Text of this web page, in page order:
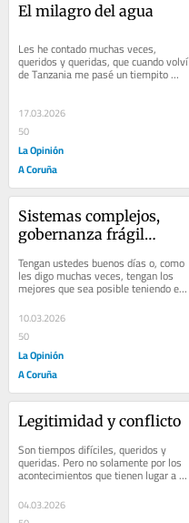
El milagro del agua
Les he contado muchas veces,
queridos y queridas, que cuando volví
de Tanzania me pasé un tiempito
viendo los grifos de casa como una
17.03.2026
50
La Opinión
A Coruña
Sistemas complejos,
gobernanza frágil…
Tengan ustedes buenos días o, como
les digo muchas veces, tengan los
mejores que sea posible teniendo en
cuenta sus circunstancias concretas.
Creo...
10.03.2026
50
La Opinión
A Coruña
Legitimidad y conflicto
Son tiempos difíciles, queridos y
queridas. Pero no solamente por los
acontecimientos que tienen lugar a
nuestro alrededor, lejos y cerca a la
vez, y...
04.03.2026